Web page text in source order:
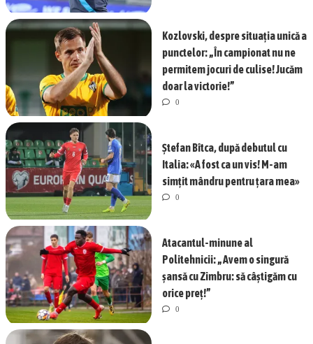
Kozlovski, despre situația unică a
punctelor: „În campionat nu ne
permitem jocuri de culise! Jucăm
doar la victorie!”
0
Ștefan Bîtca, după debutul cu
Italia: «A fost ca un vis! M-am
simțit mândru pentru țara mea»
0
Atacantul-minune al
Politehnicii: „Avem o singură
șansă cu Zimbru: să câștigăm cu
orice preț!”
0